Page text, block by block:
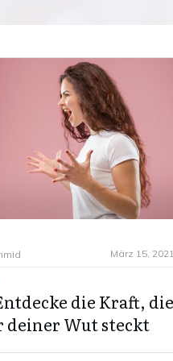
März 15,
die Kraft, die
Wut steckt